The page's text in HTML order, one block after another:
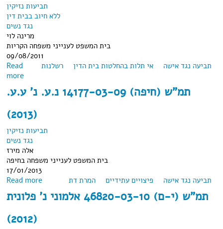
תביעות נזיקין
ללא חיוב בבית דין
נגד נשים
מרינה לוי
בית המשפט לענייני משפחה הקריות
09/08/2011
תביעה נגד אישה
אי תלות בהחלטות בית הדין רשלנות
Read
more
תמ"ש (חיפה) 14177-03-09 נ.ע. נ' ע.ע.
(2013)
תביעות נזיקין
נגד נשים
אלה מירז
בית המשפט לענייני משפחה בחיפה
17/01/2013
תביעה נגד אישה
פיצויים עתידיים המרת דת Read more about תמ"ש (חיפה) 14177-03-09 נ.ע. נ' ע.ע. (2013)
תמ"ש (י-ם) 46820-03-10 אלמוני נ' פלונית
(2012)